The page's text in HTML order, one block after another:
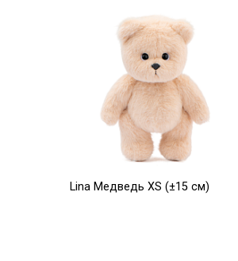
Lina Медведь XS (±15 см)